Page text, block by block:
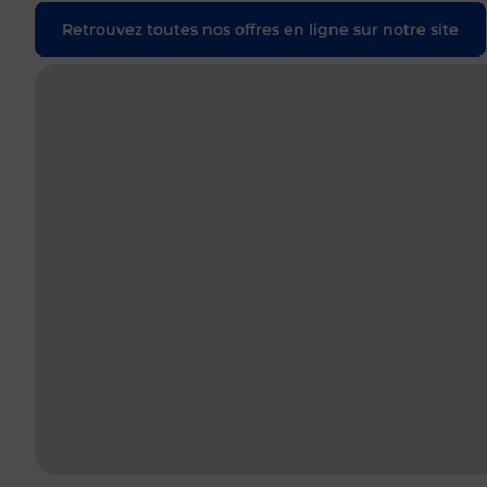
Retrouvez toutes nos offres en ligne sur notre site